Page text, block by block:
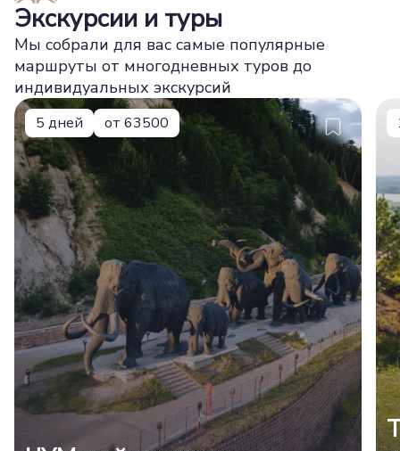
Экскурсии и туры
Мы собрали для вас самые популярные
маршруты от многодневных туров до
индивидуальных экскурсий
5 дней от 63500